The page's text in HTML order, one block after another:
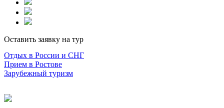
Оставить заявку на тур
Отдых в России и СНГ
Прием в Ростове
Зарубежный туризм